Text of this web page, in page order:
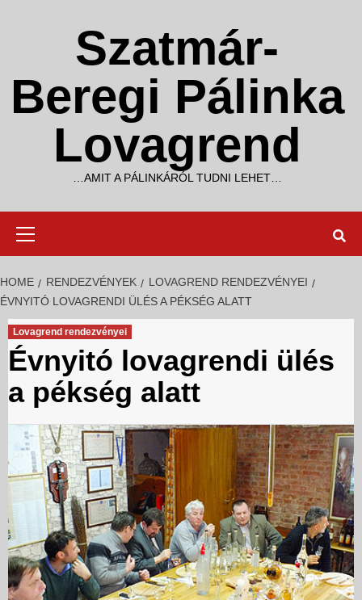
Szatmár-
Beregi Pálinka
Lovagrend
…AMIT A PÁLINKÁRÓL TUDNI LEHET…
HOME RENDEZVÉNYEK
LOVAGREND RENDEZVÉNYEI
ÉVNYITÓ LOVAGRENDI ÜLÉS A PÉKSÉG ALATT
Lovagrend rendezvényei
Évnyitó lovagrendi ülés
a pékség alatt